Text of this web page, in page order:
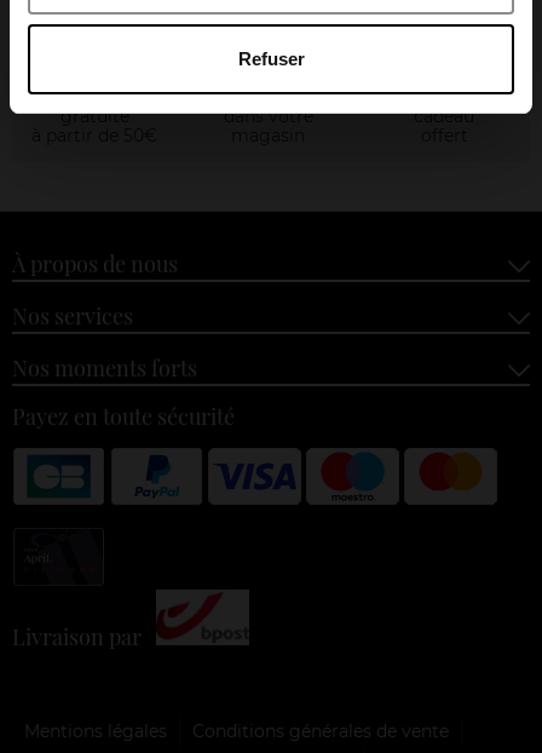
Refuser
Livraison
gratuite
Retour gratuit
dans votre
Emballage
cadeau
À propos de nous
Nos services
Nos moments forts
Payez en toute sécurité
Livraison par
Mentions légales
Conditions générales de vente